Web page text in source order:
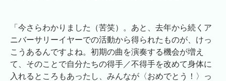
「今さらわかりました（苦笑）。あと、去年から続くア
ニバーサリーイヤーでの活動から得られたものが、けっ
こうあるんですよね。初期の曲を演奏する機会が増え
て、そのことで自分たちの得手／不得手を改めて身体に
入れるところもあったし、みんなが〈おめでとう！〉っ